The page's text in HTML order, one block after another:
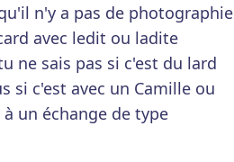
n'y a pas de photographie
avec ledit ou ladite
ne sais pas si c'est du lard
si c'est avec un Camille ou
un échange de type